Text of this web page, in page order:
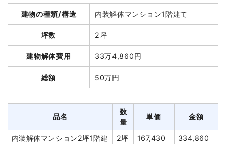
建物解体費用 19万8,000円
総額 49万円
品名 数量
軽量鉄骨造倉庫11坪1階建て
11坪 18,000円
198,000円
室内残置物撤去
2台 75,000円
150,000円
諸経費
100,000円
建物解体費用 193万円
総額
品名 数量 単価
金額
鉄骨造店舗61坪2階建
61坪
296m²
建物の種類/構造 内装解体マンション1階建て
坪数 2坪
建物解体費用 33万4,860円
総額 50万円
品名
数
量
単価 金額
内装解体マンション2坪1階建
2坪
167,430
334,860